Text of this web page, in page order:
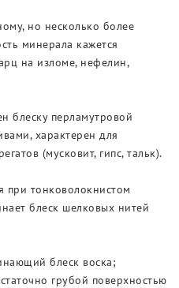
но несколько более
минерала кажется
на изломе, нефелин,
блеску перламутровой
характерен для
(мусковит, гипс, тальк).
при тонковолокнистом
блеск шелковых нитей
блеск воска;
грубой поверхностью